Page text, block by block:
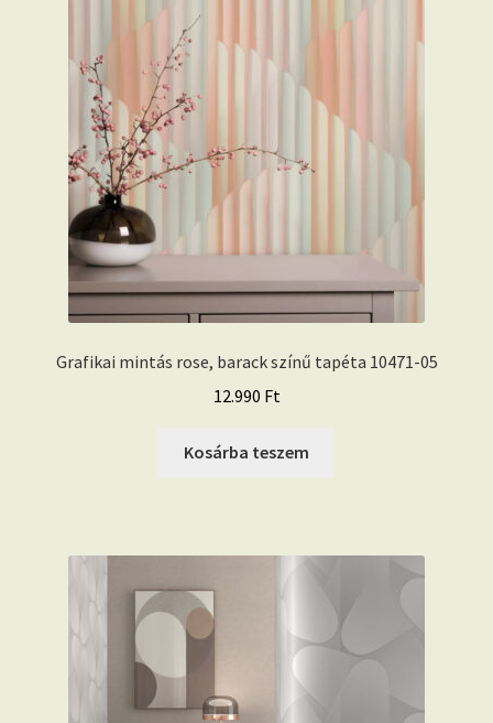
Grafikai mintás rose, barack színű tapéta 10471-05
12.990 Ft
Kosárba teszem